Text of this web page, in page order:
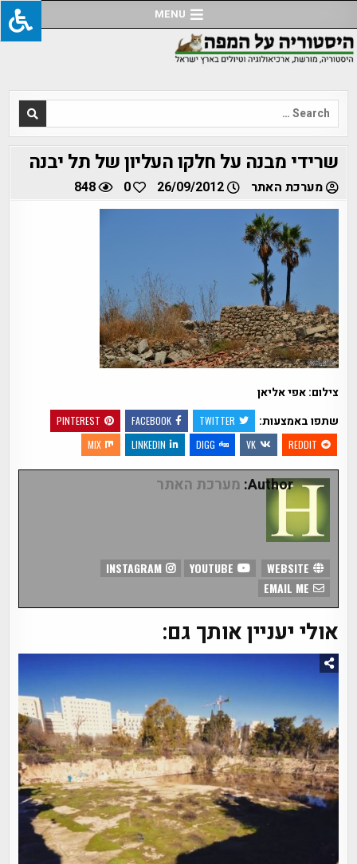
to
content
MENU
Search
for:
שרידי מבנה על חלקו העליון של תל יבנה
מערכת האתר 26/09/2012
0
848
צילום: אפי אליאן
שתפו באמצעות:
TWITTER
FACEBOOK
PINTEREST
REDDIT
VK
DIGG
LINKEDIN
MIX
Author: מערכת האתר
INSTAGRAM
אולי יעניין אותך גם: